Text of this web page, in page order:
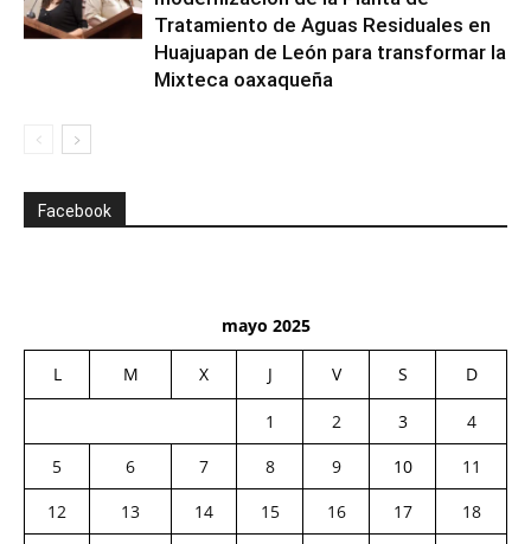
Tratamiento de Aguas Residuales en
Huajuapan de León para transformar la
Mixteca oaxaqueña
Facebook
mayo 2025
L M X J V S D
1 2 3
4
5
6 7 8 9 10
11
12
13 14 15 16 17
18